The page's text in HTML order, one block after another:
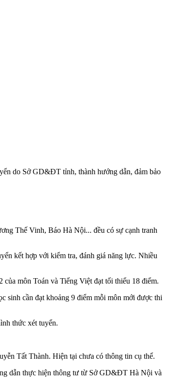
do Sở GD&ĐT tỉnh, thành hướng dẫn, đảm bảo
Thế Vinh, Báo Hà Nội... đều có sự cạnh tranh
kết hợp với kiểm tra, đánh giá năng lực. Nhiều
môn Toán và Tiếng Việt đạt tối thiểu 18 điểm.
sinh cần đạt khoảng 9 điểm mỗi môn mới được thi
thức xét tuyển.
Tất Thành. Hiện tại chưa có thông tin cụ thể.
dẫn thực hiện thông tư từ Sở GD&ĐT Hà Nội và